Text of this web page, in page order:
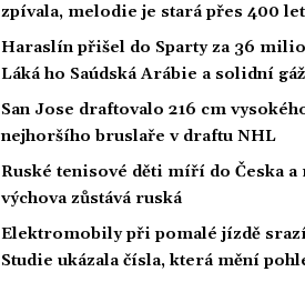
zpívala, melodie je stará přes 400 let
Haraslín přišel do Sparty za 36
Láká ho Saúdská Arábie a solidní
San Jose draftovalo 216 cm
nejhoršího bruslaře v draftu NHL
Ruské tenisové děti míří do Česka a
výchova zůstává ruská
Elektromobily při pomalé jízdě srazí
Studie ukázala čísla, která mění